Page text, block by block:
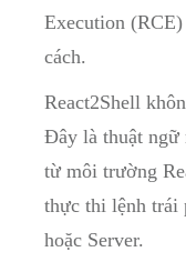
Execution
cách.
React2Shell
Đây là thuật ngữ
từ môi trường
thực thi lệnh trái
hoặc Server.